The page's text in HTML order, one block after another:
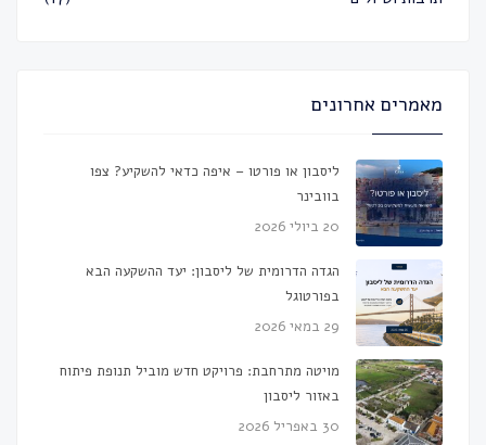
מאמרים אחרונים
ליסבון או פורטו – איפה כדאי להשקיע? צפו
בוובינר
20 ביולי 2026
הגדה הדרומית של ליסבון: יעד ההשקעה הבא
בפורטוגל
29 במאי 2026
מויטה מתרחבת: פרויקט חדש מוביל תנופת פיתוח
באזור ליסבון
30 באפריל 2026